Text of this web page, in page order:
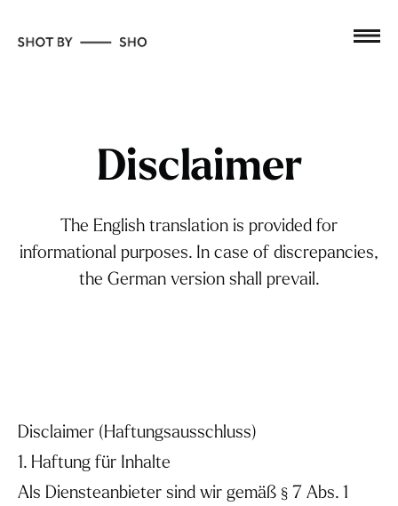
Disclaimer
The English translation is provided for
informational purposes. In case of discrepancies,
the German version shall prevail.
Disclaimer (Haftungsausschluss)
1. Haftung für Inhalte
Als Diensteanbieter sind wir gemäß § 7 Abs. 1